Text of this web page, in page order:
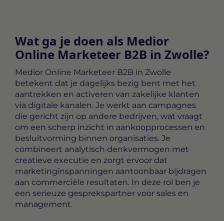
Wat ga je doen als Medior
Online Marketeer B2B in Zwolle?
Medior Online Marketeer B2B in Zwolle
betekent dat je dagelijks bezig bent met het
aantrekken en activeren van zakelijke klanten
via digitale kanalen. Je werkt aan campagnes
die gericht zijn op andere bedrijven, wat vraagt
om een scherp inzicht in aankoopprocessen en
besluitvorming binnen organisaties. Je
combineert analytisch denkvermogen met
creatieve executie en zorgt ervoor dat
marketinginspanningen aantoonbaar bijdragen
aan commerciële resultaten. In deze rol ben je
een serieuze gesprekspartner voor sales en
management.